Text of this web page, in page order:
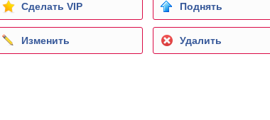
Сделать VIP Поднять
Изменить Удалить